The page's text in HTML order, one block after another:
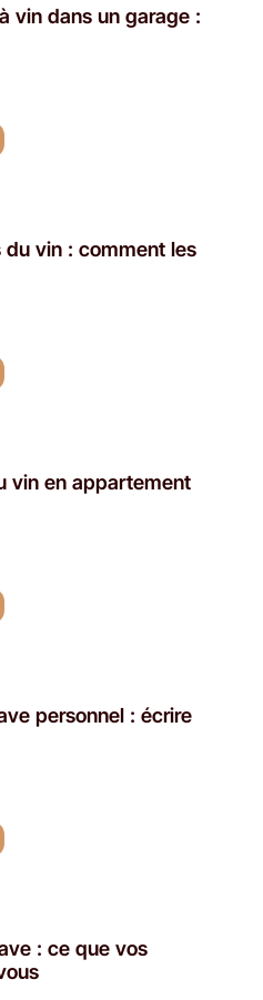
vin dans un garage :
du vin : comment les
vin en appartement
personnel : écrire
: ce que vos